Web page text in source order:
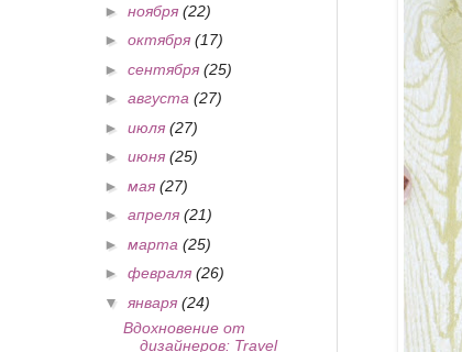
► ноября (22)
► октября (17)
► сентября (25)
► августа (27)
► июля (27)
► июня (25)
► мая (27)
► апреля (21)
► марта (25)
► февраля (26)
▼ января (24)
Вдохновение от
дизайнеров: Travel